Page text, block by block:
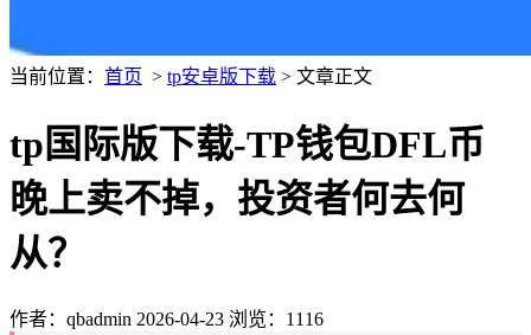
当前位置： 首页 > tp安卓版下载 > 文章正文
tp国际版下载-TP钱包DFL币
晚上卖不掉，投资者何去何
从？
作者：qbadmin 2026-04-23 浏览：1116